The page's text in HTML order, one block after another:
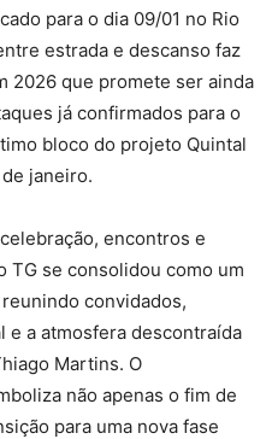
para o dia 09/01 no Rio
estrada e descanso faz
2026 que promete ser ainda
já confirmados para o
bloco do projeto Quintal
janeiro.
encontros e
TG se consolidou como um
convidados,
a atmosfera descontraída
Martins. O
não apenas o fim de
para uma nova fase